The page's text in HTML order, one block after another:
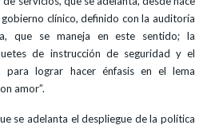
clínico, definido con la auditoría
que se maneja en este sentido; la
de instrucción de seguridad y el
para lograr hacer énfasis en el lema
amor”.
se adelanta el despliegue de la política